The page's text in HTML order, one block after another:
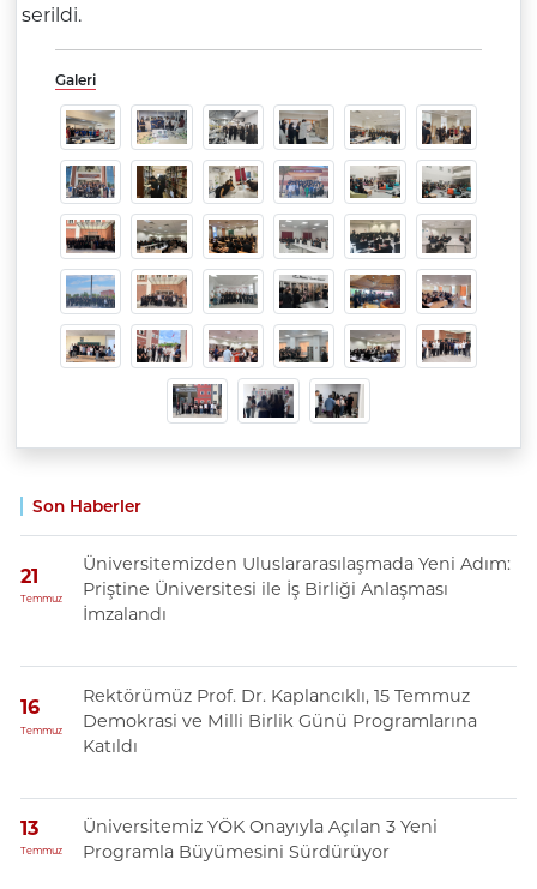
Son Haberler
21
Temmuz
Üniversitemizden Uluslararasılaşmada Yeni Adım:
Priştine Üniversitesi ile İş Birliği Anlaşması
İmzalandı
16
Temmuz
Rektörümüz Prof. Dr. Kaplancıklı, 15 Temmuz
Demokrasi ve Milli Birlik Günü Programlarına
Katıldı
13
Temmuz
Üniversitemiz YÖK Onayıyla Açılan 3 Yeni
Programla Büyümesini Sürdürüyor
serildi.
Galeri